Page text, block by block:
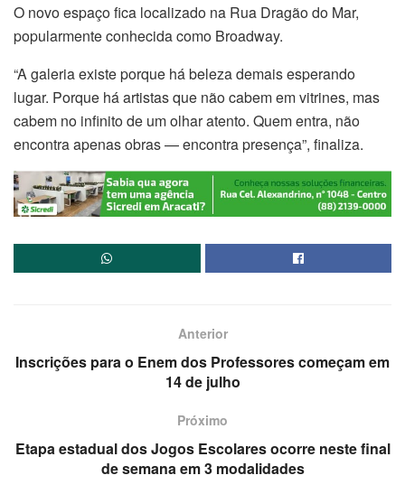
O novo espaço fica localizado na Rua Dragão do Mar,
popularmente conhecida como Broadway.
“A galeria existe porque há beleza demais esperando
lugar. Porque há artistas que não cabem em vitrines, mas
cabem no infinito de um olhar atento. Quem entra, não
encontra apenas obras — encontra presença”, finaliza.
Anterior
Inscrições para o Enem dos Professores começam em
14 de julho
Próximo
Etapa estadual dos Jogos Escolares ocorre neste final
de semana em 3 modalidades